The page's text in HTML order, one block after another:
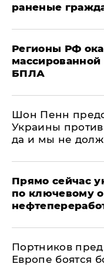
раненые
Регионы РФ
массированной
БПЛА
Шон Пенн
Украины
да и мы не
Прямо сейчас
по ключевому
Портников
Европе боятся